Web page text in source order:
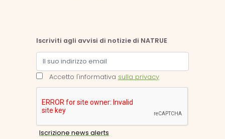
Iscriviti agli avvisi di notizie di NATRUE
Accetto l'informativa sulla privacy